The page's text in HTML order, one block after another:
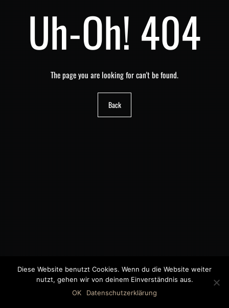
Uh-Oh! 404
The page you are looking for can't be found.
Back
©2018 MWB – MOTORWAGEN BERNAU GMBH
Diese Website benutzt Cookies. Wenn du die Website weiter
nutzt, gehen wir von deinem Einverständnis aus.
OK
Datenschutzerklärung